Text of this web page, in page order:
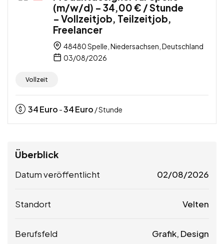
(m/w/d) – 34,00 € / Stunde
– Vollzeitjob, Teilzeitjob,
Freelancer
48480 Spelle, Niedersachsen, Deutschland
03/08/2026
Vollzeit
34Euro -34Euro / Stunde
Überblick
Datum veröffentlicht 02/08/2026
Standort Velten
Berufsfeld Grafik, Design